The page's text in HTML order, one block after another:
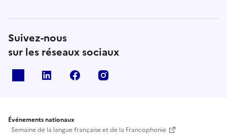
Suivez-nous
sur les réseaux sociaux
Linkedin Facebook
Événements nationaux
Semaine de la langue française et de la Francophonie